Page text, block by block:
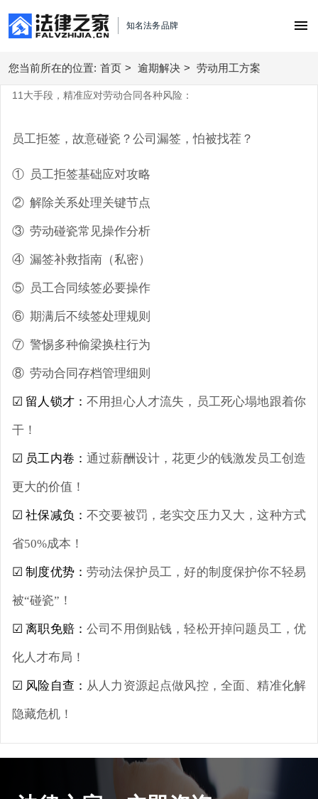
知名法务品牌
首页
合同风险管理
劳动用工管理
债权债务纠纷
买卖销售购销
股权事务管理
债务重组
股权事务
劳动用工
创业经营
买卖购销
私人律师
其他合同
逾期处理
合同处理方案
劳动用工方案
税务筹划方案
经营模式方案
商务谈判方案
买卖合同方案
借款合同方案
租赁合同方案
贸易合同方案
公司股权方案
企业合伙方案
企业知识产权方案
企业投融资方案
投资尽职调查方案
服务中心
服务中心
北京企业法律顾问
哈尔滨企业法律顾问
沈阳企业法律顾问
长春企业法律顾问
南宁企业法律顾问
福州企业法律顾问
城市支持
乌鲁木齐企业法律顾问
银川企业法律顾问
关于法律之家
法律之家简介
荣誉资质
渠道合作
联系我们
合作
您当前所在的位置: 首页 > 逾期解决 > 劳动用工方案
11大手段，精准应对劳动合同各种风险：
员工拒签，故意碰瓷？公司漏签，怕被找茬？
① 员工拒签基础应对攻略
② 解除关系处理关键节点
③ 劳动碰瓷常见操作分析
④ 漏签补救指南（私密）
⑤ 员工合同续签必要操作
⑥ 期满后不续签处理规则
⑦ 警惕多种偷梁换柱行为
⑧ 劳动合同存档管理细则
☑ 留人锁才：不用担心人才流失，员工死心塌地跟着你
干！
☑ 员工内卷：通过薪酬设计，花更少的钱激发员工创造
更大的价值！
☑ 社保减负：不交要被罚，老实交压力又大，这种方式
省50%成本！
☑ 制度优势：劳动法保护员工，好的制度保护你不轻易
被“碰瓷”！
☑ 离职免赔：公司不用倒贴钱，轻松开掉问题员工，优
化人才布局！
☑ 风险自查： 从人力资源起点做风控，全面、精准化解
隐藏危机！